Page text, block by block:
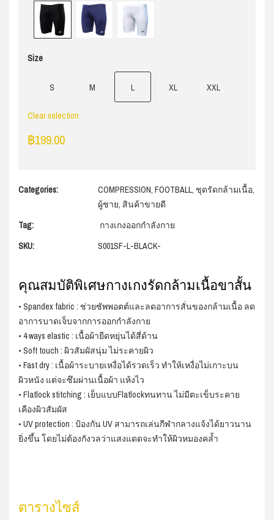
คุณสมบัติพิเศษกางเกงรัดกล้ามเนื้อขาสั้น
• Spandex fabric : ช่วยซัพพอตต์และลดอาการสั่นของกล้ามเนื้อ ลด
อาการบาดเจ็บจากการออกกำลังกาย
• 4 ways elastic : เนื้อผ้ายืดหยุ่นได้สี่ด้าน
• Soft touch : ผิวสัมผัสนุ่ม ไม่ระคายผิว
• Fast dry : เนื้อผ้าระบายเหงื่อได้รวดเร็ว ทำให้เหงื่อไม่เกาะบน
ผิวหนัง แต่จะซึมผ่านเนื้อผ้า แห้งไว
• Flatlock stitching : เย็บแบบFlatlockทนทาน ไม่มีตะเข็บระคาย
เคืองผิวสัมผัส
• UV protection : ป้องกัน UV สามารถเล่นกีฬากลางแจ้งได้ยาวนาน
ยิ่งขึ้น โดยไม่ต้องกังวลว่าแสงแดดจะทำให้ผิวหมองคล้ำ
Size
S M L XL XXL
Clear selection
฿199.00
Categories: COMPRESSION, FOOTBALL, ชุดรัดกล้ามเนื้อ,
ผู้ชาย, สินค้าขายดี
Tag:
กางเกงออกกำลังกาย
SKU:
S001SF-L-BLACK-
ตารางไซส์